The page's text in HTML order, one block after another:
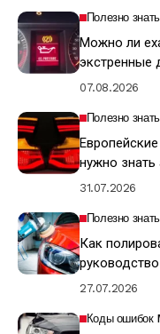
Полезно знать
Можно ли
экстренные
07.08.2026
Полезно знать
нужно
31.07.2026
Полезно знать
Как
27.07.2026
Коды ошибок